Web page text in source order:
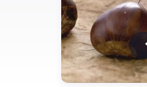
Instagram
YouTube